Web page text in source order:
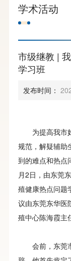
学术活动
市级继教 |
学习班
发布时间：
为提高我市
规范，解疑辅助
到的难点和热点
月2日，由东莞
殖健康热点问题
议由东莞东华医
殖中心陈海霞主
会前，东莞